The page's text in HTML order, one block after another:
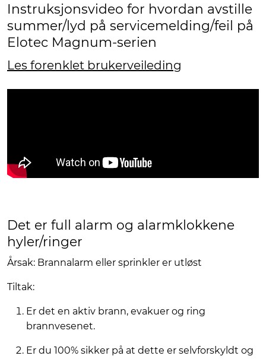
Instruksjonsvideo for hvordan avstille
summer/lyd på servicemelding/feil på
Elotec Magnum-serien
Les forenklet brukerveileding
Det er full alarm og alarmklokkene
hyler/ringer
Årsak: Brannalarm eller sprinkler er utløst
Tiltak:
Er det en aktiv brann, evakuer og ring
brannvesenet.
Er du 100% sikker på at dette er selvforskyldt og